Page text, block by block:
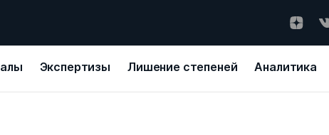
Экспертизы Лишение степеней Аналитика